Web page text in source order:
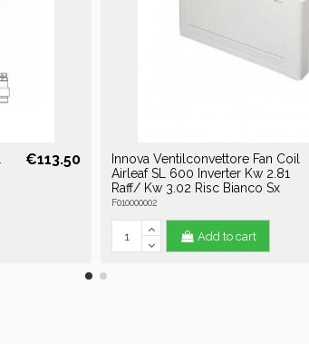
€113.50
Innova Ventilconvettore Fan Coil
Airleaf SL 600 Inverter Kw 2.81
Raff/ Kw 3.02 Risc Bianco Sx
F010000002
Add to cart